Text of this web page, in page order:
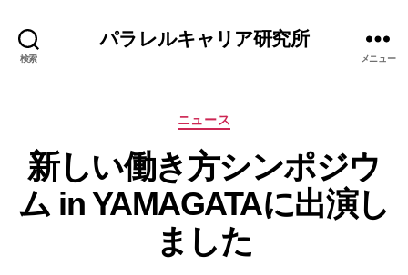
検索
パラレルキャリア研究所
メニュー
カ
ゴ
リ
ー
ニュース
新しい働き方シンポジウ
ム in YAMAGATAに出演し
ました
作
成
者